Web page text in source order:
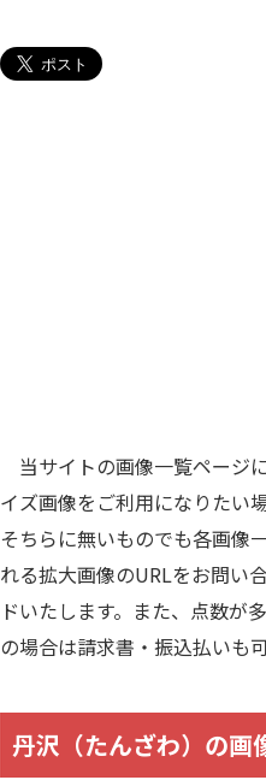
当サイトの画像一覧ページ
イズ画像をご利用になりたい
そちらに無いものでも各画像
れる拡大画像のURLをお問い
ドいたします。また、点数が
の場合は請求書・振込払いも可
丹沢（たんざわ）の画